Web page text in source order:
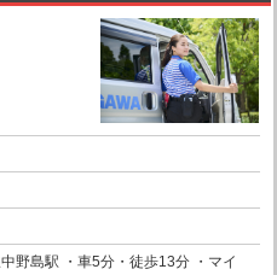
野島駅 ・車5分・徒歩13分 ・マイ